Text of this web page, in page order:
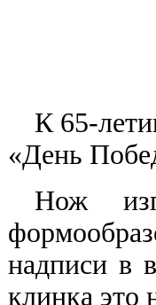
К 65-
«День
Нож
надписи в
клинка это